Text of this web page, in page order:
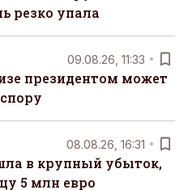
резко упала
09.08.26, 11:33
президентом может
08.08.26, 16:31
в крупный убыток,
5 млн евро